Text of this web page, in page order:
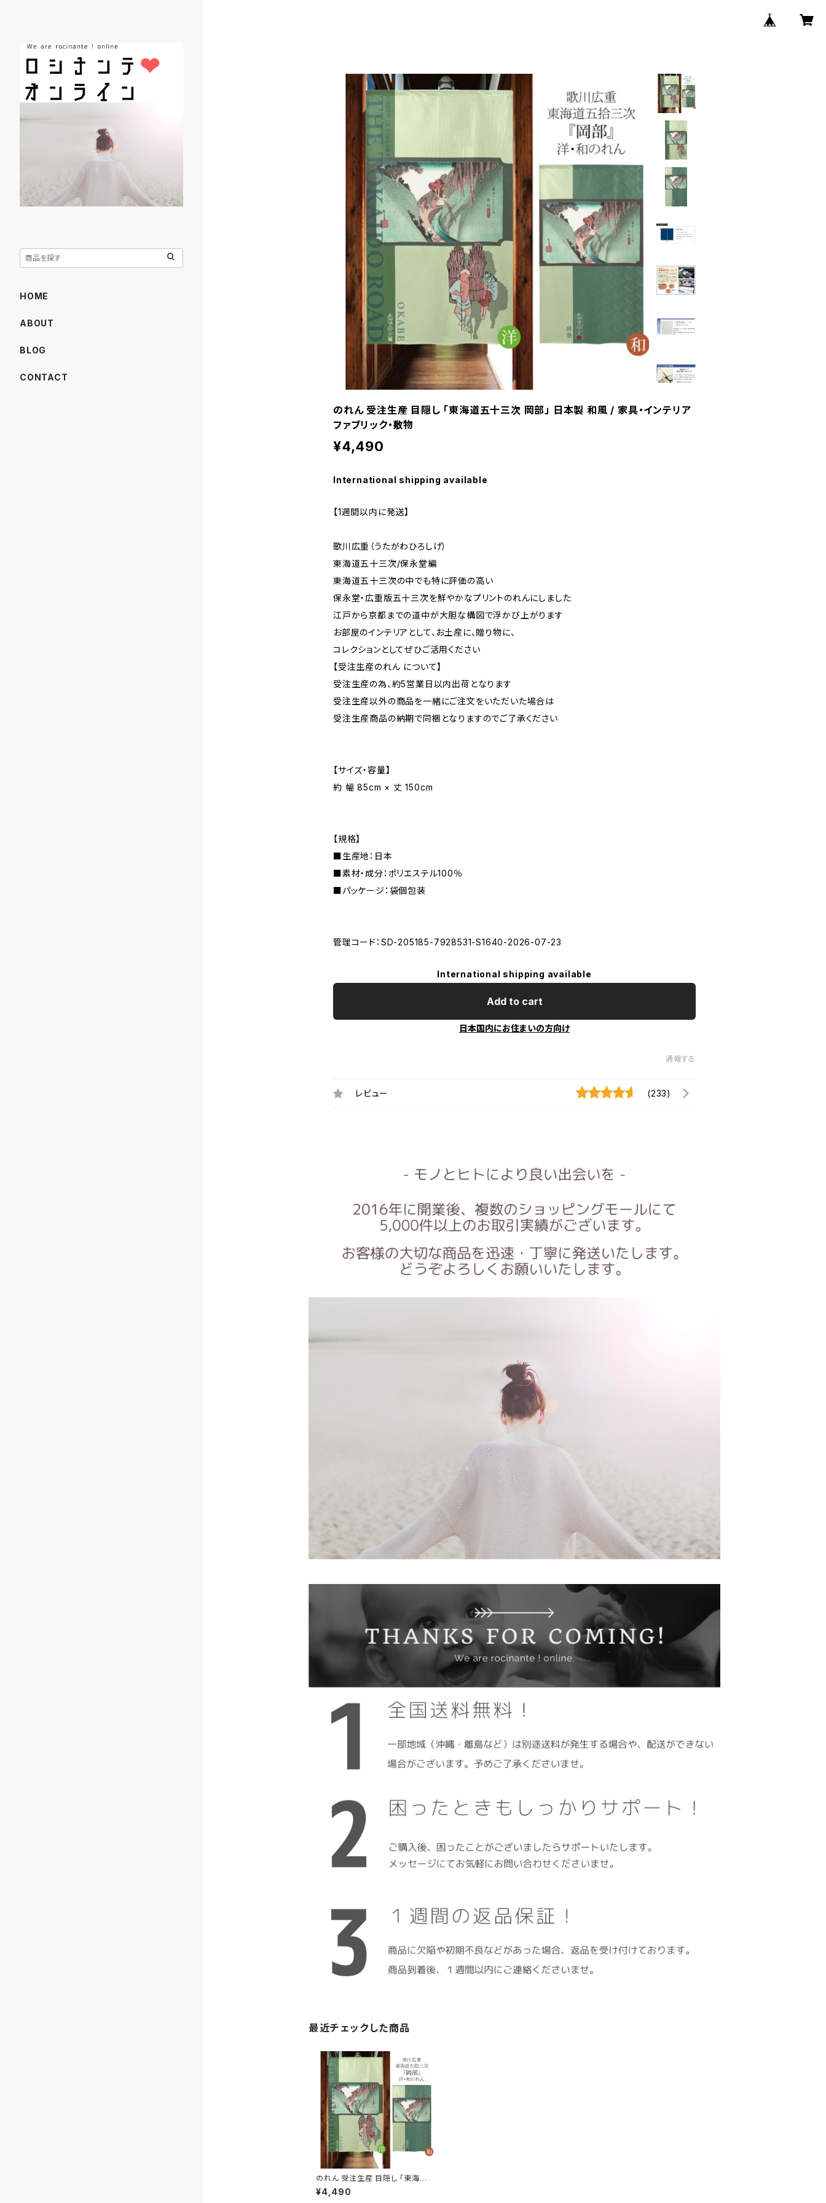
のれん 受注生産 目隠し 「東海道五十三次 岡部」 日本製 和風 / 家具・インテリア
ファブリック・敷物
¥4,490
International shipping available
【1週間以内に発送】
歌川広重（うたがわひろしげ）
東海道五十三次/保永堂編
東海道五十三次の中でも特に評価の高い
保永堂・広重版五十三次を鮮やかなプリントのれんにしました
江戸から京都までの道中が大胆な構図で浮かび上がります
お部屋のインテリアとして、お土産に、贈り物に、
コレクションとしてぜひご活用ください
【受注生産のれん について】
受注生産の為、約5営業日以内出荷となります
受注生産以外の商品を一緒にご注文をいただいた場合は
受注生産商品の納期で同梱となりますのでご了承ください
【サイズ・容量】
約 幅 85cm × 丈 150cm
【規格】
■生産地：日本
■素材・成分：ポリエステル100％
■パッケージ：袋個包装
管理コード：SD-205185-7928531-S1640-2026-07-23
International shipping available
Add to cart
日本国内にお住まいの方向け
通報する
レビュー (233)
最近チェックした商品
のれん 受注生産 目隠し 「東海道
五十三次 岡部」 日本製 和風 / 家
具・インテリア ファブリック・敷物
¥4,490
HOME
ABOUT
BLOG
CONTACT